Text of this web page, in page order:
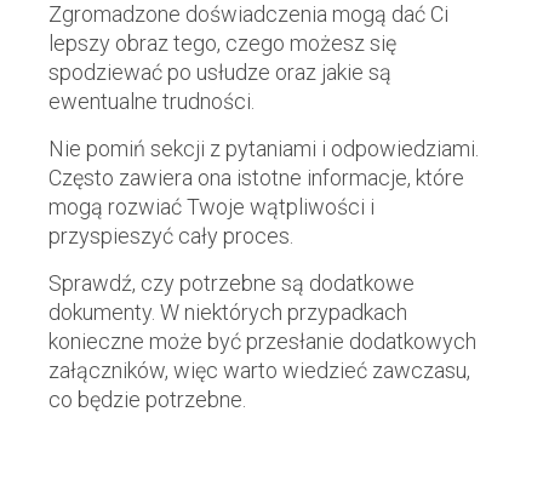
Zgromadzone doświadczenia mogą dać Ci
lepszy obraz tego, czego możesz się
spodziewać po usłudze oraz jakie są
ewentualne trudności.
Nie pomiń sekcji z pytaniami i odpowiedziami.
Często zawiera ona istotne informacje, które
mogą rozwiać Twoje wątpliwości i
przyspieszyć cały proces.
Sprawdź, czy potrzebne są dodatkowe
dokumenty. W niektórych przypadkach
konieczne może być przesłanie dodatkowych
załączników, więc warto wiedzieć zawczasu,
co będzie potrzebne.